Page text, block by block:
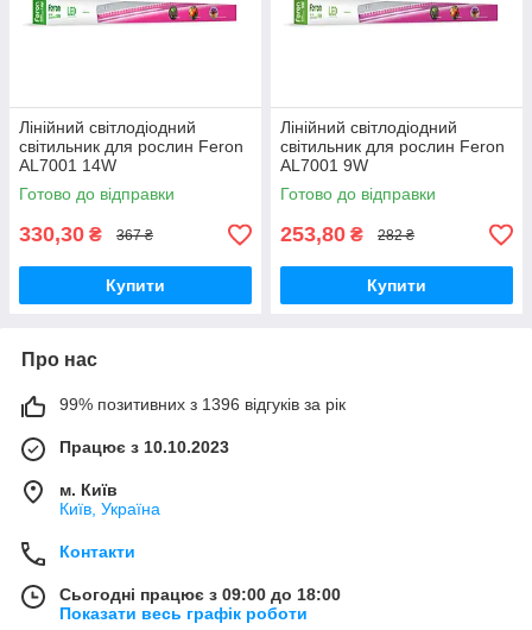
Лінійний світлодіодний
світильник для рослин Feron
AL7001 14W
Готово до відправки
330,30 ₴ 367 ₴
Купити
Лінійний світлодіодний
світильник для рослин Feron
AL7001 9W
Готово до відправки
253,80 ₴ 282 ₴
Купити
Про нас
99% позитивних з 1396 відгуків за рік
Працює з 10.10.2023
м. Київ
Київ, Україна
Контакти
Сьогодні працює з 09:00 до 18:00
Показати весь графік роботи